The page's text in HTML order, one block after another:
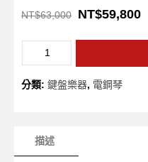
NT$63,000 NT$59,800
分類: 鍵盤樂器, 電鋼琴
描述